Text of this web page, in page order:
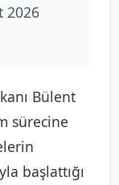
2026
Bülent
sürecine
başlattığı